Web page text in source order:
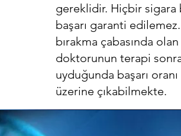
gereklidir. Hiçbir sigara
başarı garanti
bırakma çabasında
doktorunun terapi
uyduğunda başarı
üzerine çıkabilmekte.